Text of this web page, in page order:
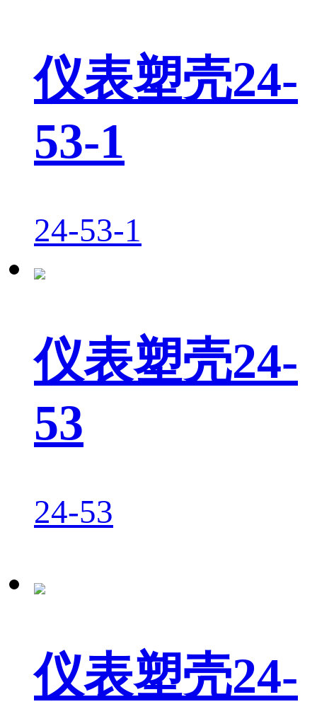
仪表塑壳24-
53-1
24-53-1
仪表塑壳24-
53
24-53
仪表塑壳24-